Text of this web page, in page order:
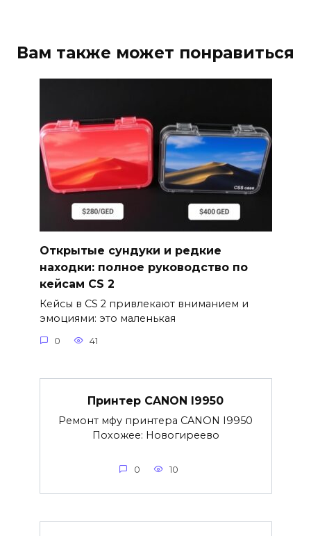
Вам также может понравиться
Открытые сундуки и редкие
находки: полное руководство по
кейсам CS 2
Кейсы в CS 2 привлекают вниманием и
эмоциями: это маленькая
0 41
Принтер CANON I9950
Ремонт мфу принтера CANON I9950
Похожее: Новогиреево
0 10